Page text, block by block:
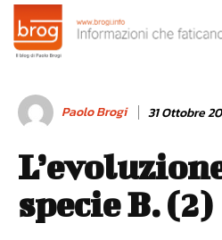
Paolo Brogi 31 Ottobre
specie B. (2)